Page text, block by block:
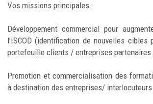
Vos missions principales :
Développement commercial pour
l’ISCOD (identification de nouvelles cibles
portefeuille clients / entreprises
Promotion et commercialisation des
à destination des entreprises/ interlocuteurs